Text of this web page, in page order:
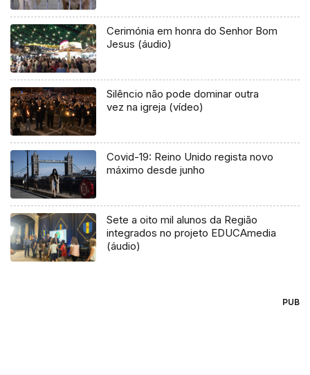
Cerimónia em honra do Senhor Bom
Jesus (áudio)
Silêncio não pode dominar outra
vez na igreja (vídeo)
Covid-19: Reino Unido regista novo
máximo desde junho
Sete a oito mil alunos da Região
integrados no projeto EDUCAmedia
(áudio)
PUB